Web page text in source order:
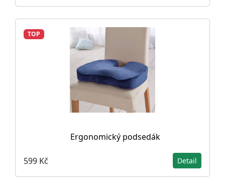
TOP
Ergonomický podsedák
599 Kč Detail